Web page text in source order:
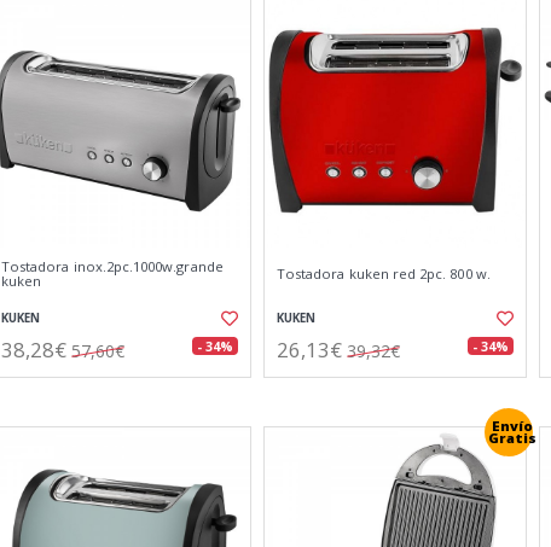
Tostadora inox.2pc.1000w.grande
kuken
KUKEN
38,28€ 57,60€ - 34%
Tostadora kuken red 2pc. 800 w.
KUKEN
26,13€ 39,32€ - 34%
Envío
Gratis